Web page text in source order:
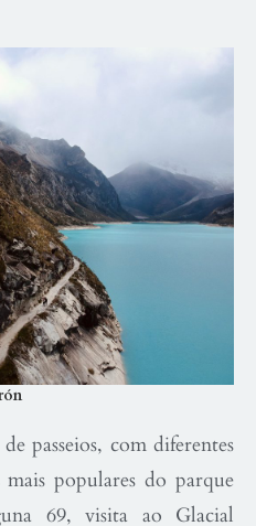
passeios, com diferentes
populares do parque
69, visita ao Glacial